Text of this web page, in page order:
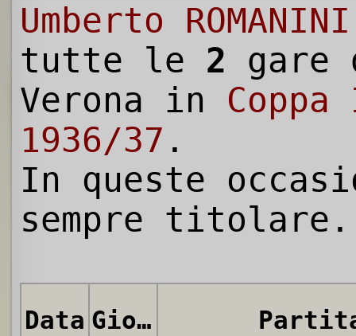
Umberto ROMANINI
tutte le 2 gare
Verona in
1936/37 .
In queste
sempre titolare.
Data Giornata